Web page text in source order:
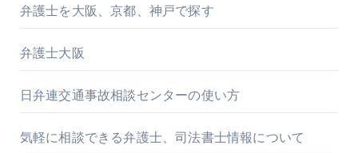
弁護士を大阪、京都、神戸で探す
弁護士大阪
日弁連交通事故相談センターの使い方
気軽に相談できる弁護士、司法書士情報について